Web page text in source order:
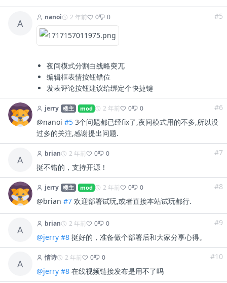
A
nanoi 2 年前 0 0
夜间模式分割白线略突兀
编辑框表情按钮错位
发表评论按钮建议给绑定个快捷键
#5
jerry 楼主 mod 2 年前 0 0
@nanoi #5 3个问题都已经fix了,夜间模式用的不多,所以没
过多的关注,感谢提出问题.
#6
A
brian 2 年前 0 0
挺不错的，支持开源！
#7
jerry 楼主 mod 2 年前 0 0
@brian #7 欢迎部署试玩,或者直接本站试玩都行.
#8
A
brian 2 年前 0 0
@jerry #8 挺好的，准备做个部署后和大家分享心得。
#9
A
情诗 2 年前 0 0
@jerry #8 在线视频链接发布是用不了吗
#10